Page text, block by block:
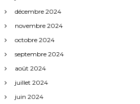
décembre 2024
novembre 2024
octobre 2024
septembre 2024
août 2024
juillet 2024
juin 2024